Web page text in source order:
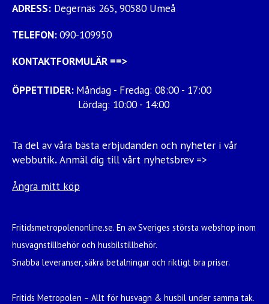
ADRESS: Degernäs 265, 90580 Umeå
TELEFON:090-109950
KONTAKTFORMULÄR ==>
ÖPPETTIDER: Måndag - Fredag: 08:00 - 17:00
Lördag: 10:00 - 14:00
Ta del av våra bästa erbjudanden och nyheter i vår
webbutik.Anmäl dig till vårt nyhetsbrev =>
Ångra mitt köp
Fritidsmetropolenonline.se. En av Sveriges största webshop inom
husvagnstillbehör och husbilstillbehör.
Snabba leveranser, säkra betalningar och riktigt bra priser.
Fritids Metropolen – Allt för husvagn & husbil under samma tak.